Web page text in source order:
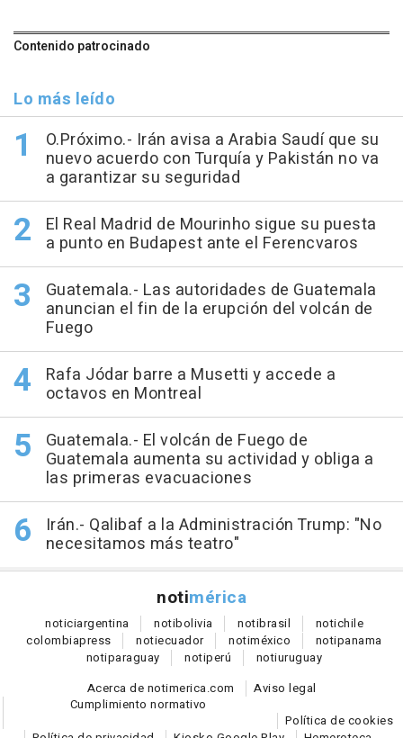
Contenido patrocinado
Lo más leído
O.Próximo.- Irán avisa a Arabia Saudí que su
nuevo acuerdo con Turquía y Pakistán no va
a garantizar su seguridad
El Real Madrid de Mourinho sigue su puesta
a punto en Budapest ante el Ferencvaros
Guatemala.- Las autoridades de Guatemala
anuncian el fin de la erupción del volcán de
Fuego
Rafa Jódar barre a Musetti y accede a
octavos en Montreal
Guatemala.- El volcán de Fuego de
Guatemala aumenta su actividad y obliga a
las primeras evacuaciones
Irán.- Qalibaf a la Administración Trump: "No
necesitamos más teatro"
notimérica
noticiargentina notibolivia notibrasil notichile
colombiapress notiecuador notiméxico notipanama
notiparaguay notiperú notiuruguay
Acerca de notimerica.com
Aviso legal
Cumplimiento normativo
Política de cookies